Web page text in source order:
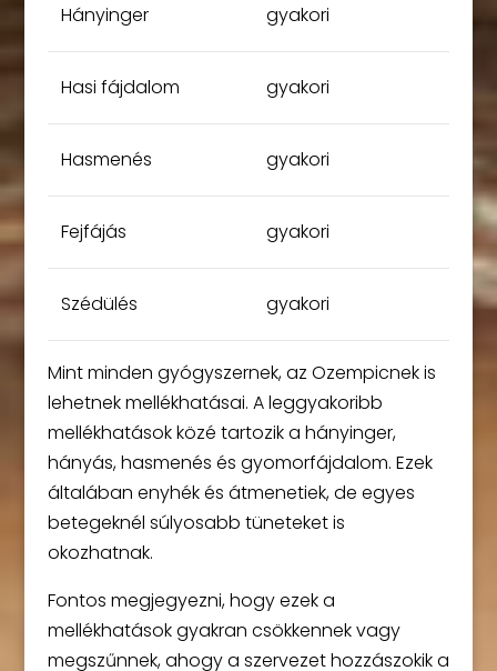
Hányinger gyakori
Hasi fájdalom gyakori
Hasmenés gyakori
Fejfájás gyakori
Szédülés gyakori
Mint minden gyógyszernek, az Ozempicnek is
lehetnek mellékhatásai. A leggyakoribb
mellékhatások közé tartozik a hányinger,
hányás, hasmenés és gyomorfájdalom. Ezek
általában enyhék és átmenetiek, de egyes
betegeknél súlyosabb tüneteket is
okozhatnak.
Fontos megjegyezni, hogy ezek a
mellékhatások gyakran csökkennek vagy
megszűnnek, ahogy a szervezet hozzászokik a